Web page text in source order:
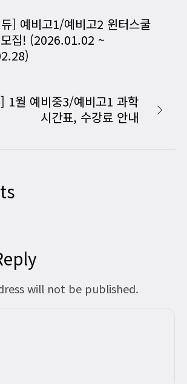
] 예비고1/예비고2 윈터스쿨
집! (2026.01.02 ~
1월 예비중3/예비고1 과학
시간표, 수강료 안내
will not be published.